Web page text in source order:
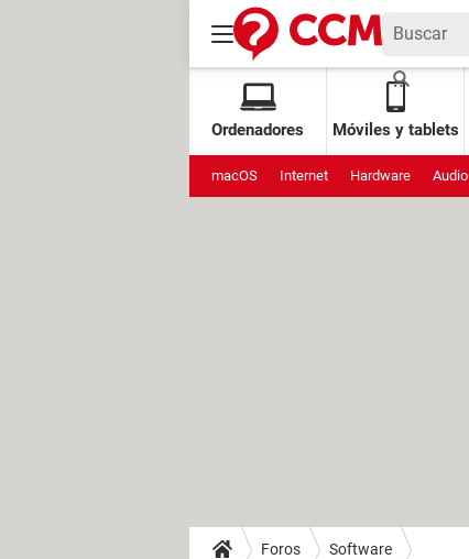
Ordenadores Móviles y tablets
macOS Internet Hardware Audio
Foros Software